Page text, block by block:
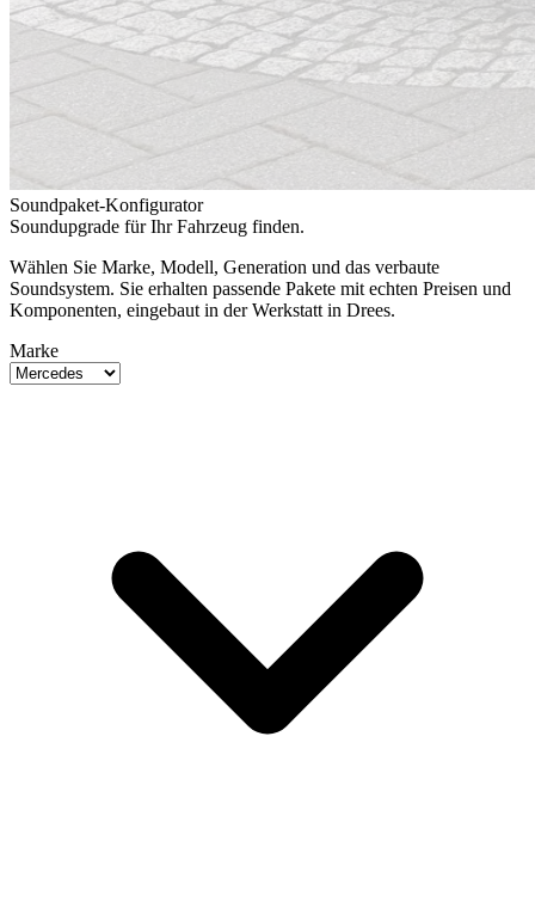
Soundpaket-Konfigurator
Soundupgrade für Ihr Fahrzeug finden.
Wählen Sie Marke, Modell, Generation und das verbaute
Soundsystem. Sie erhalten passende Pakete mit echten Preisen und
Komponenten, eingebaut in der Werkstatt in Drees.
Marke